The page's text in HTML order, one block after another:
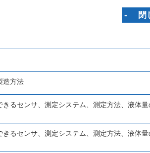
‐
造方法
るセンサ、測定システム、測定方法、液体量
るセンサ、測定システム、測定方法、液体量